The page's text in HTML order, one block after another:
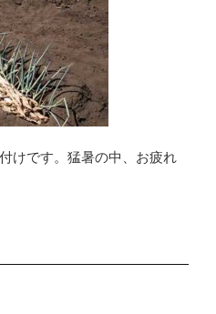
けです。猛暑の中、お疲れ